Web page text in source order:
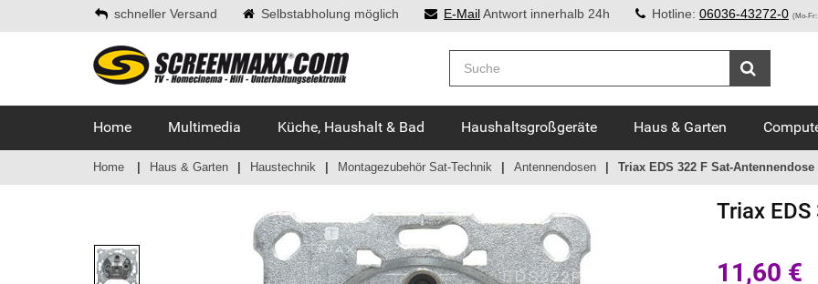
schneller Versand Selbstabholung möglich E-MailAntwort innerhalb 24h Hotline: 06036-43272-0 (Mo-Fr:
Home Multimedia Küche, Haushalt & Bad Haushaltsgroßgeräte Haus & Garten
Home Haus & Garten Haustechnik Montagezubehör Sat-Technik Antennendosen Triax EDS 322 F Sat-Antennendose
Triax
11,60 €